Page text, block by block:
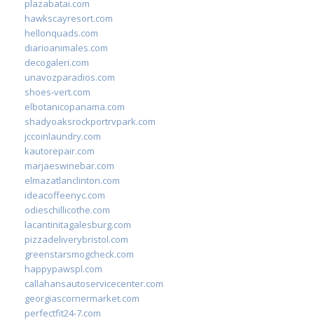
plazabatai.com
hawkscayresort.com
hellonquads.com
diarioanimales.com
decogaleri.com
unavozparadios.com
shoes-vert.com
elbotanicopanama.com
shadyoaksrockportrvpark.com
jccoinlaundry.com
kautorepair.com
marjaeswinebar.com
elmazatlanclinton.com
ideacoffeenyc.com
odieschillicothe.com
lacantinitagalesburg.com
pizzadeliverybristol.com
greenstarsmogcheck.com
happypawspl.com
callahansautoservicecenter.com
georgiascornermarket.com
perfectfit24-7.com